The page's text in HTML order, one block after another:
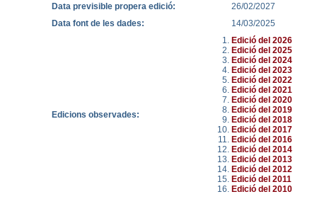
Data previsible propera edició:
26/02/2027
Data font de les dades:
14/03/2025
Edicions observades:
Edició del 2026
Edició del 2025
Edició del 2024
Edició del 2023
Edició del 2022
Edició del 2021
Edició del 2020
Edició del 2019
Edició del 2018
Edició del 2017
Edició del 2016
Edició del 2014
Edició del 2013
Edició del 2012
Edició del 2011
Edició del 2010